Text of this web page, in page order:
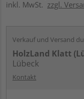
inkl. MwSt. zzgl.
Verkauf und Versand
HolzLand Klatt
Lübeck
Kontakt